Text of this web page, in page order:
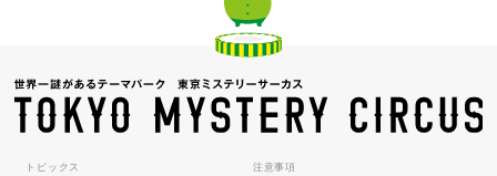
トピックス 注意事項